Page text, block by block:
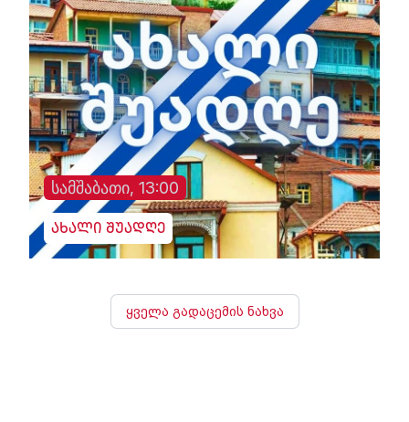
სამშაბათი, 13:00
ახალი შუადღე
ყველა გადაცემის ნახვა